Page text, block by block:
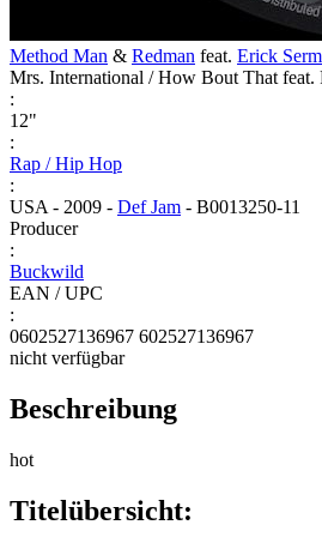
Method Man & Redman feat. Erick
Mrs. International / How Bout That
:
12"
:
Rap / Hip Hop
:
USA - 2009 - Def Jam - B0013250-11
Producer
:
Buckwild
EAN / UPC
:
0602527136967 602527136967
nicht verfügbar
Beschreibung
hot
Titelübersicht: